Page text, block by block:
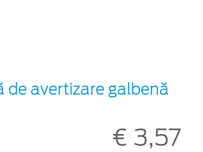
de avertizare galbenă
€ 3,57